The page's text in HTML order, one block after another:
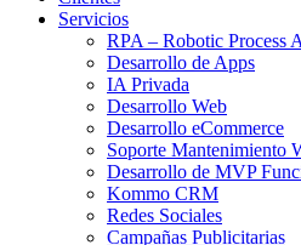
Servicios
RPA – Robotic Process
Desarrollo de Apps
IA Privada
Desarrollo Web
Desarrollo eCommerce
Soporte Mantenimiento
Desarrollo de MVP
Kommo CRM
Redes Sociales
Campañas Publicitarias